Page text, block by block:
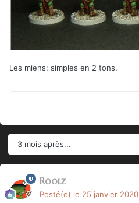
Les miens: simples en 2 tons.
3 mois après...
Roolz
Posté(e) le 25 janvier 2020